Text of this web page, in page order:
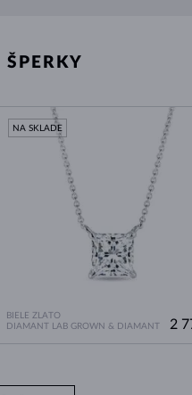
ŠPERKY
BIELE ZLATO
DIAMANT LAB GROWN & DIAMANT
NA SKLADE
2